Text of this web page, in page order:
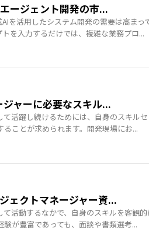
ージェント開発の市...
を活用したシステム開発の需要は高まっ
を入力するだけでは、複雑な業務プロ...
ャーに必要なスキル...
活躍し続けるためには、自身のスキル
ことが求められます。開発現場にお...
ェクトマネージャー資...
活動するなかで、自身のスキルを客観
が豊富であっても、面談や書類選考...